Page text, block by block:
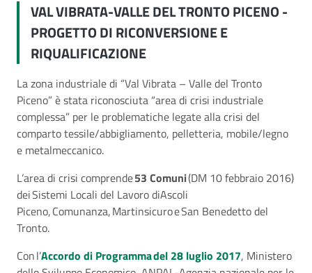
VAL VIBRATA-VALLE DEL TRONTO PICENO -
PROGETTO DI RICONVERSIONE E
RIQUALIFICAZIONE
La zona industriale di “Val Vibrata – Valle del Tronto
Piceno” è stata riconosciuta “area di crisi industriale
complessa” per le problematiche legate alla crisi del
comparto tessile/abbigliamento, pelletteria, mobile/legno
e metalmeccanico.
L’area di crisi comprende53 Comuni(DM 10 febbraio 2016)
dei Sistemi Locali del Lavoro diAscoli
Piceno, Comunanza, Martinsicuro e San Benedetto del
Tronto.
Con l’Accordo di Programma del 28 luglio 2017, Ministero